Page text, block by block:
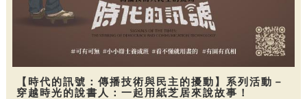
【時代的訊號：傳播技術與民主的擾動】系列活動－
穿越時光的說書人：一起用紙芝居來說故事！